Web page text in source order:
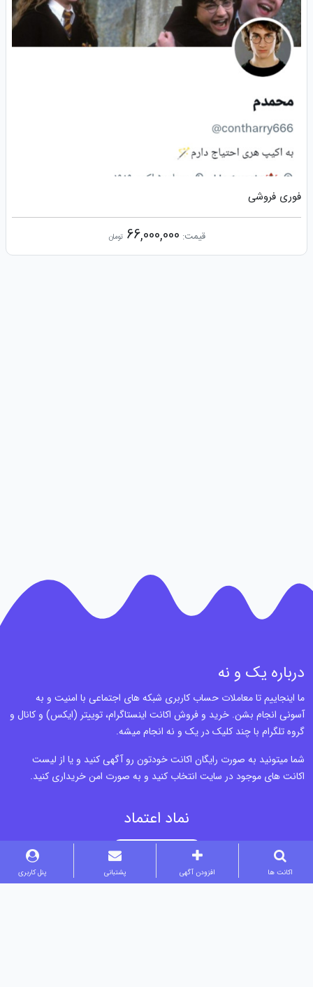
فوری فروشی
قیمت: 66,000,000 تومان
درباره یک و نه
ما اینجاییم تا معاملات حساب کاربری شبکه های اجتماعی با امنیت و به
آسونی انجام بشن. خرید و فروش اکانت اینستاگرام، توییتر (ایکس) و کانال و
گروه تلگرام با چند کلیک در یک و نه انجام میشه.
شما میتونید به صورت رایگان اکانت خودتون رو آگهی کنید و یا از لیست
اکانت های موجود در سایت انتخاب کنید و به صورت امن خریداری کنید.
نماد اعتماد
اکانت ها افزودن آگهی پشتبانی پنل کاربری